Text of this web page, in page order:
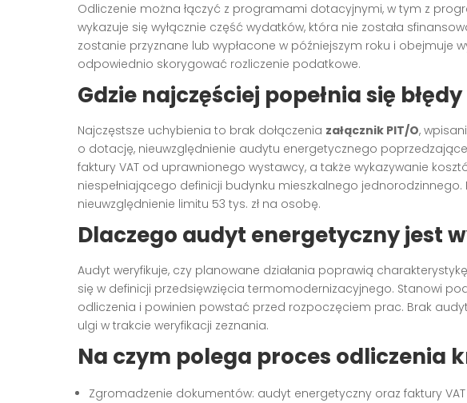
Odliczenie można łączyć z programami dotacyjnymi, w tym z
wykazuje się wyłącznie część wydatków, która nie została
zostanie przyznane lub wypłacone w późniejszym roku i obejmuje
odpowiednio skorygować rozliczenie podatkowe.
Gdzie najczęściej popełnia się
Najczęstsze uchybienia to brak dołączenia załącznik PIT/O,
o dotację, nieuwzględnienie audytu energetycznego
faktury VAT od uprawnionego wystawcy, a także wykazywanie
niespełniającego definicji budynku mieszkalnego
nieuwzględnienie limitu 53 tys. zł na osobę.
Dlaczego audyt energetyczny jest
Audyt weryfikuje, czy planowane działania poprawią
się w definicji przedsięwzięcia termomodernizacyjnego. Stanowi
odliczenia i powinien powstać przed rozpoczęciem prac. Brak
ulgi w trakcie weryfikacji zeznania.
Na czym polega proces odliczenia
Zgromadzenie dokumentów: audyt energetyczny oraz faktury